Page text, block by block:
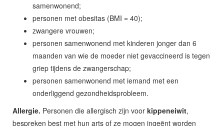
samenwonend;
personen met obesitas (BMI = 40);
zwangere vrouwen;
personen samenwonend met kinderen jonger dan 6
maanden van wie de moeder niet gevaccineerd is tegen
griep tijdens de zwangerschap;
personen samenwonend met iemand met een
onderliggend gezondheidsprobleem.
Allergie. Personen die allergisch zijn voor kippeneiwit,
bespreken best met hun arts of ze mogen ingeënt worden